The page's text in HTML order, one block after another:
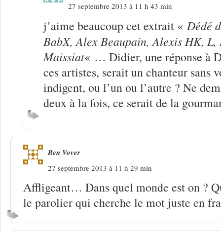
27 septembre 2013 à 11 h 43 min
j’aime beaucoup cet extrait « Dédé
BabX, Alex Beaupain, Alexis HK,
Maissiat« … Didier, une réponse à
ces artistes, serait un chanteur sans
indigent, ou l’un ou l’autre ? Ne
deux à la fois, ce serait de la
Ben Vover
27 septembre 2013 à 11 h 29 min
Affligeant… Dans quel monde est on ?
le parolier qui cherche le mot juste en